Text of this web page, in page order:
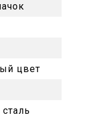
цвет